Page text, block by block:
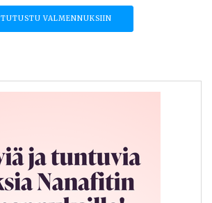
TUTUSTU VALMENNUKSIIN